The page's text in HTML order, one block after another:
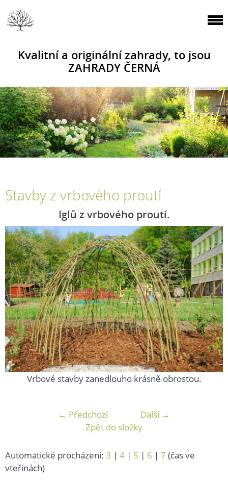
Kvalitní a originální zahrady, to jsou
ZAHRADY ČERNÁ
Stavby z vrbového proutí
Iglů z vrbového proutí.
Vrbové stavby zanedlouho krásně obrostou.
← Předchozí
Další →
Zpět do složky
Automatické procházení: 3 | 4 | 5 | 6 | 7 (čas ve
vteřinách)